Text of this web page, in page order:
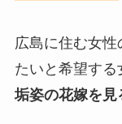
広島に住む女
たいと希望する
垢姿の花嫁を見